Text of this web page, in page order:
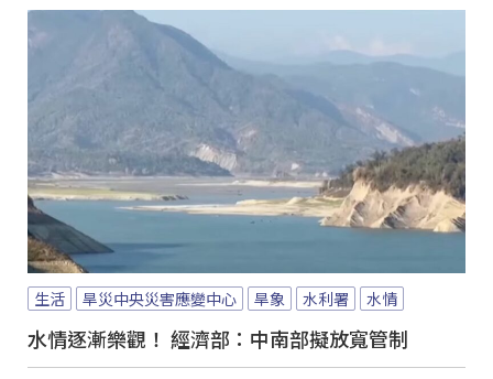
生活 旱災中央災害應變中心 旱象 水利署 水情
水情逐漸樂觀！ 經濟部：中南部擬放寬管制